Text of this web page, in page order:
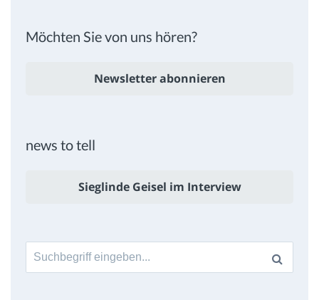
Möchten Sie von uns hören?
Newsletter abonnieren
news to tell
Sieglinde Geisel im Interview
Suche
nach: